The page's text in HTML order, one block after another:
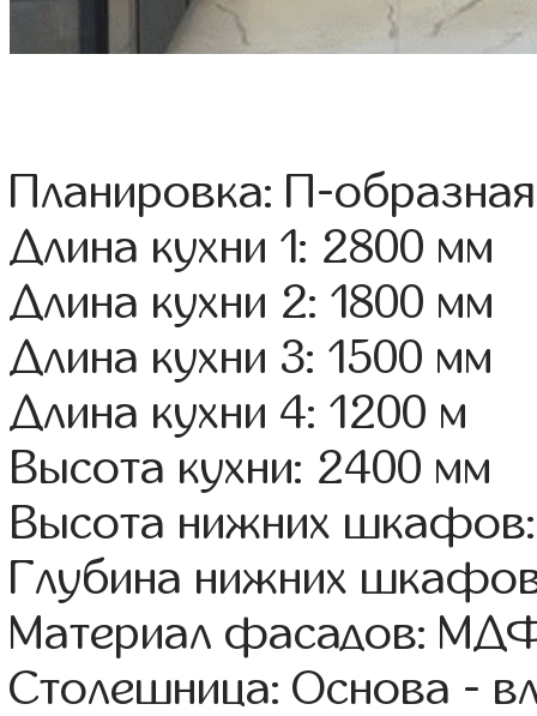
Планировка: П-образная
Длина кухни 1: 2800 мм
Длина кухни 2: 1800 мм
Длина кухни 3: 1500 мм
Длина кухни 4: 1200 м
Высота кухни: 2400 мм
Высота нижних
Глубина нижних
Материал фасадов:
Столешница: Основа -